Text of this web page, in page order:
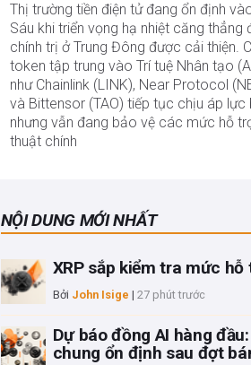
Thị trường tiền điện tử đang ổn định
Sáu khi triển vọng hạ nhiệt căng thẳng
chính trị ở Trung Đông được cải thiện.
token tập trung vào Trí tuệ Nhân tạo
như Chainlink (LINK), Near Protocol
và Bittensor (TAO) tiếp tục chịu áp lực
nhưng vẫn đang bảo vệ các mức hỗ
thuật chính
NỘI DUNG MỚI NHẤT
XRP sắp kiểm tra mức
Bởi John Isige | 27 phút trước
Dự báo đồng AI hàng
chung ổn định sau đợt